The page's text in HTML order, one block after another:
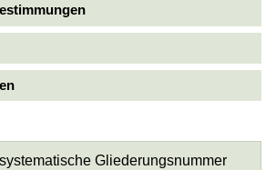
Gliederungsnummer